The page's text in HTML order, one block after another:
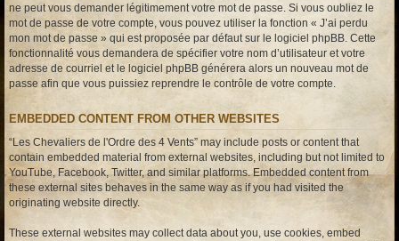
ne peut vous demander légitimement votre mot de passe. Si vous oubliez le
mot de passe de votre compte, vous pouvez utiliser la fonction « J’ai perdu
mon mot de passe » qui est proposée par défaut sur le logiciel phpBB. Cette
fonctionnalité vous demandera de spécifier votre nom d’utilisateur et votre
adresse de courriel et le logiciel phpBB générera alors un nouveau mot de
passe afin que vous puissiez reprendre le contrôle de votre compte.
EMBEDDED CONTENT FROM OTHER WEBSITES
“Les Chevaliers de l'Ordre des 4 Vents” may include posts or content that
contain embedded material from external websites, including but not limited to
YouTube, Facebook, Twitter, and similar platforms. Embedded content from
these external sites behaves in the same way as if you had visited the
originating website directly.
These external websites may collect data about you, use cookies, embed